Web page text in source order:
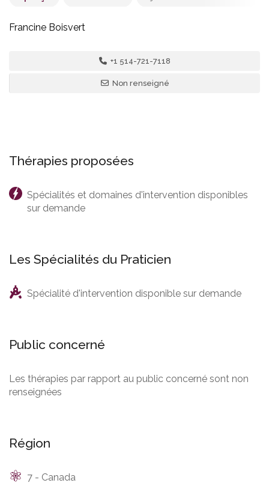
Francine Boisvert
5800 R. Saint-Denis, Montréal, QC H2S 3L5, Canada
Francine Boisvert
+1 514-721-7118
Non renseigné
Thérapies proposées
Spécialités et domaines d'intervention disponibles
sur demande
Les Spécialités du Praticien
Spécialité d'intervention disponible sur demande
Public concerné
Les thérapies par rapport au public concerné sont non
renseignées
Région
7 - Canada